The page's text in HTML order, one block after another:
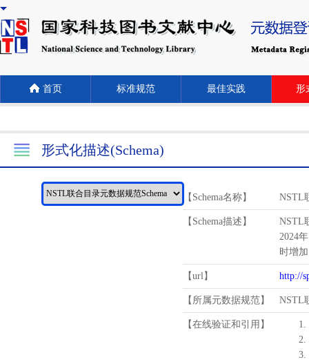
首页 标准规范 最佳实践 形
形式化描述(Schema)
【Schema名称】 NSTL
【Schema描述】
NSTL
2024
时增
【url】 http://
【所属元数据规范】 NSTL
【在线验证和引用】
1.
2.
3.